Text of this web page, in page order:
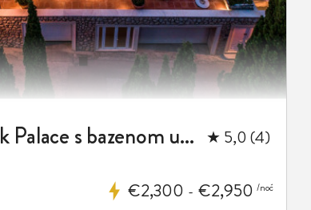
Luksuzna vila Dubrovnik Palace s bazenom uz plažu ★ 5,0 (4)
€2,300 - €2,950 /noć